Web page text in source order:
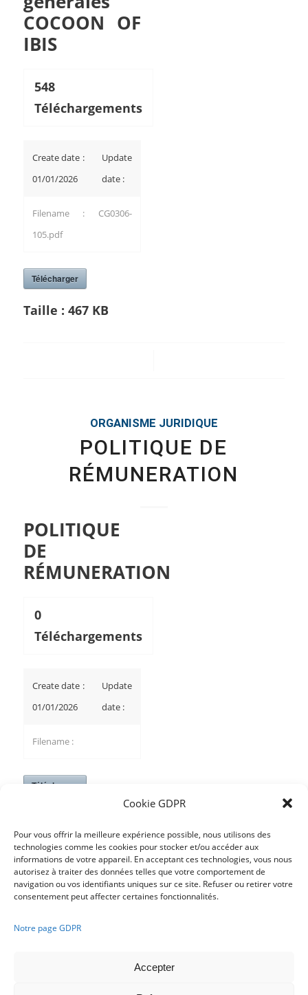
Cookie GDPR
Pour vous offrir la meilleure expérience possible, nous utilisons des
technologies comme les cookies pour stocker et/ou accéder aux
informations de votre appareil. En acceptant ces technologies, vous nous
autorisez à traiter des données telles que votre comportement de
navigation ou vos identifiants uniques sur ce site. Refuser ou retirer votre
consentement peut affecter certaines fonctionnalités.
Notre page GDPR
Accepter
COCOON OF
IBIS
548
Téléchargements
Create date :
01/01/2026
Update
date :
Filename : CG0306-
105.pdf
Télécharger
Taille : 467 KB
ORGANISME JURIDIQUE
POLITIQUE DE
RÉMUNERATION
POLITIQUE
DE
RÉMUNERATION
0
Téléchargements
Create date :
01/01/2026
Update
date :
Filename :
Télécharger
/
1 2